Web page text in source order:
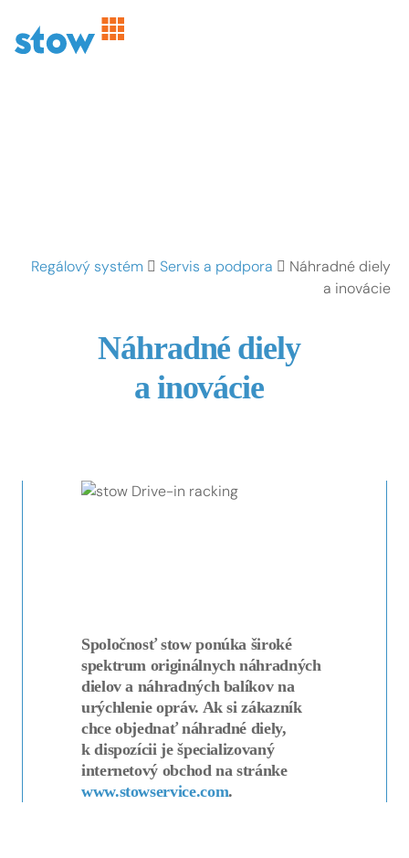
Regálový systém Servis a podpora
Náhradné diely
a inovácie
Náhradné diely
a inovácie
Spoločnosť stow ponúka široké
spektrum originálnych náhradných
dielov a náhradných balíkov na
urýchlenie opráv. Ak si zákazník
chce objednať náhradné diely,
k dispozícii je špecializovaný
internetový obchod na stránke
www.stowservice.com.